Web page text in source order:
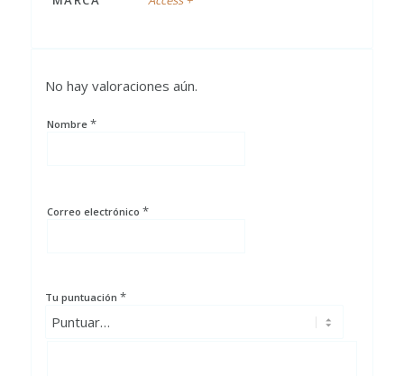
No hay valoraciones aún.
Nombre *
Correo electrónico *
Tu puntuación *